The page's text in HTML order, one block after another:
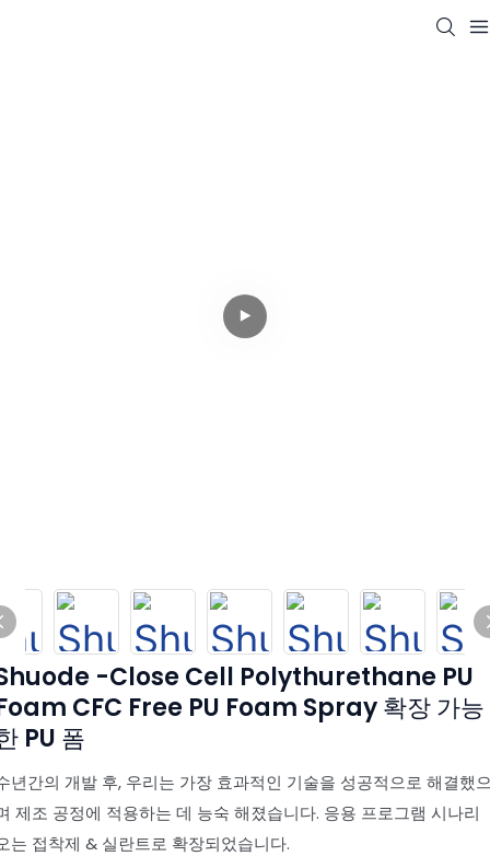
-Close Cell Polythurethane PU
CFC Free PU Foam Spray 확장 가능
PU 폼
년간의 개발 후, 우리는 가장 효과적인 기술을 성공적으로 해결했
제조 공정에 적용하는 데 능숙 해졌습니다. 응용 프로그램 시나리
는 접착제 & 실란트로 확장되었습니다.